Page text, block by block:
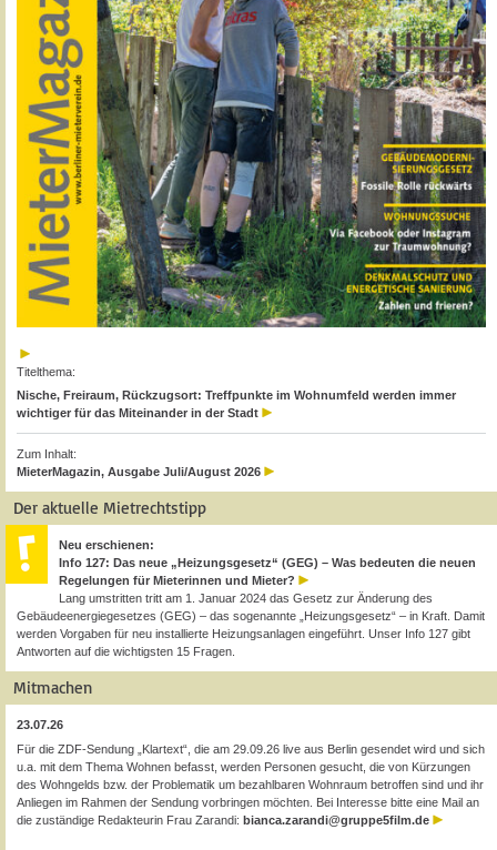
Titelthema:
Nische, Freiraum, Rückzugsort: Treffpunkte im Wohnumfeld werden immer
wichtiger für das Miteinander in der Stadt
Zum Inhalt:
MieterMagazin, Ausgabe Juli/August 2026
Der aktuelle Mietrechtstipp
Neu erschienen:
Info 127: Das neue „Heizungsgesetz“ (GEG) – Was bedeuten die neuen
Regelungen für Mieterinnen und Mieter?
Lang umstritten tritt am 1. Januar 2024 das Gesetz zur Änderung des
Gebäudeenergiegesetzes (GEG) – das sogenannte „Heizungsgesetz“ – in Kraft. Damit
werden Vorgaben für neu installierte Heizungsanlagen eingeführt. Unser Info 127 gibt
Antworten auf die wichtigsten 15 Fragen.
Mitmachen
23.07.26
Für die ZDF-Sendung „Klartext“, die am 29.09.26 live aus Berlin gesendet wird und sich
u.a. mit dem Thema Wohnen befasst, werden Personen gesucht, die von Kürzungen
des Wohngelds bzw. der Problematik um bezahlbaren Wohnraum betroffen sind und ihr
Anliegen im Rahmen der Sendung vorbringen möchten. Bei Interesse bitte eine Mail an
die zuständige Redakteurin Frau Zarandi: bianca.zarandi@gruppe5film.de